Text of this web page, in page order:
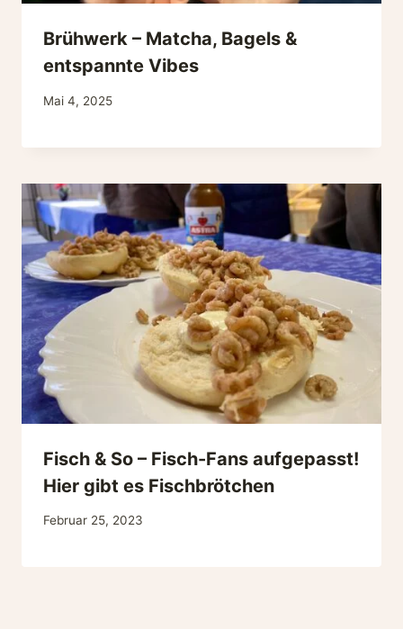
Brühwerk – Matcha, Bagels &
entspannte Vibes
Mai 4, 2025
Fisch & So – Fisch-Fans aufgepasst!
Hier gibt es Fischbrötchen
Februar 25, 2023